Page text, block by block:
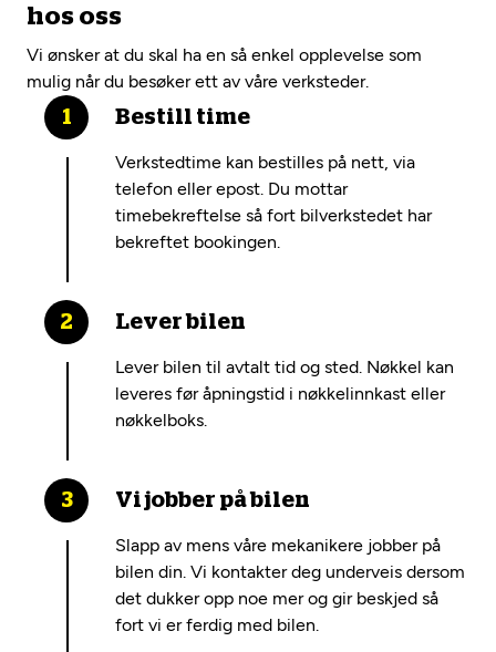
hos oss
Vi ønsker at du skal ha en så enkel opplevelse som
mulig når du besøker ett av våre verksteder.
Bestill time
Verkstedtime kan bestilles på nett, via
telefon eller epost. Du mottar
timebekreftelse så fort bilverkstedet har
bekreftet bookingen.
Lever bilen
Lever bilen til avtalt tid og sted. Nøkkel kan
leveres før åpningstid i nøkkelinnkast eller
nøkkelboks.
Vi jobber på bilen
Slapp av mens våre mekanikere jobber på
bilen din. Vi kontakter deg underveis dersom
det dukker opp noe mer og gir beskjed så
fort vi er ferdig med bilen.